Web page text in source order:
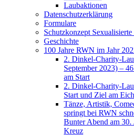
Laubaktionen
Datenschutzerklärung
Formulare
Schutzkonzept
Geschichte
100 Jahre RWN im Jahr
2. Dinkel-Charity-
September 2023) –
am Start
2. Dinkel-Charity-
Start und Ziel am
Tänze, Artistik,
springt bei RWN
Bunter Abend am 30.
Kreuz